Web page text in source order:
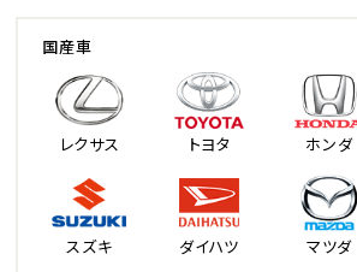
国産車
レクサス トヨタ ホンダ
スズキ ダイハツ マツダ